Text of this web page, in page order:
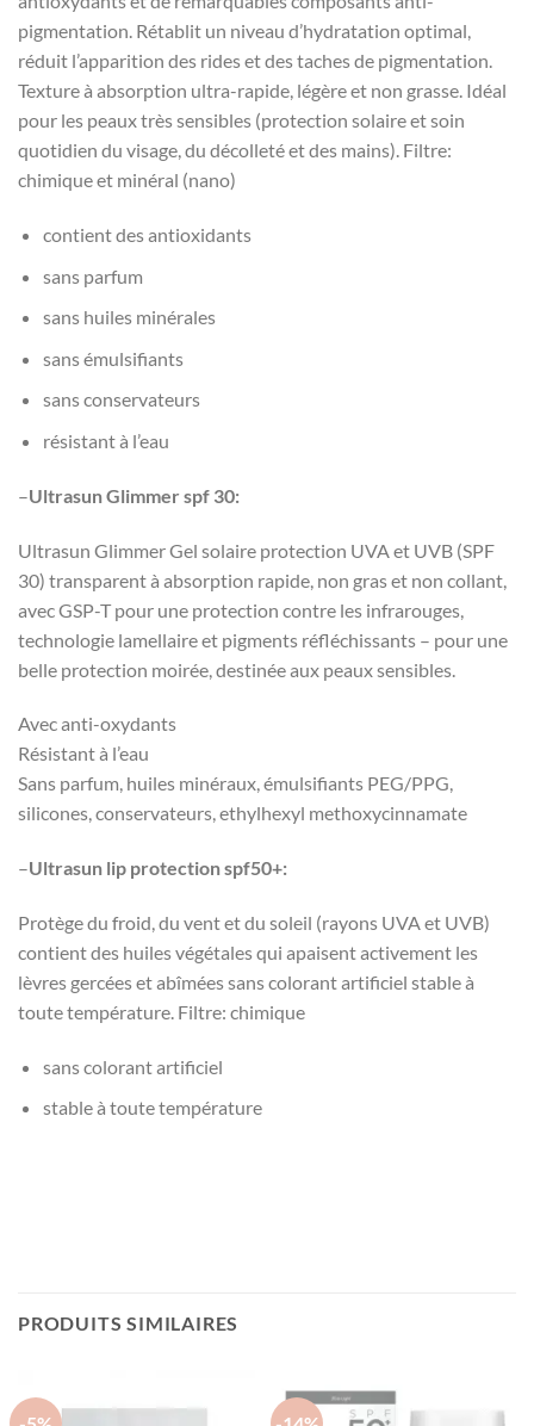
pigmentation. Rétablit un niveau d’hydratation optimal,
réduit l’apparition des rides et des taches de pigmentation.
Texture à absorption ultra-rapide, légère et non grasse. Idéal
pour les peaux très sensibles (protection solaire et soin
quotidien du visage, du décolleté et des mains). Filtre:
chimique et minéral (nano)
contient des antioxidants
sans parfum
sans huiles minérales
sans émulsifiants
sans conservateurs
résistant à l’eau
–Ultrasun Glimmer spf 30:
Ultrasun Glimmer Gel solaire protection UVA et UVB (SPF
30) transparent à absorption rapide, non gras et non collant,
avec GSP-T pour une protection contre les infrarouges,
technologie lamellaire et pigments réfléchissants – pour une
belle protection moirée, destinée aux peaux sensibles.
Avec anti-oxydants
Résistant à l’eau
Sans parfum, huiles minéraux, émulsifiants PEG/PPG,
silicones, conservateurs, ethylhexyl methoxycinnamate
–Ultrasun lip protection spf50+:
Protège du froid, du vent et du soleil (rayons UVA et UVB)
contient des huiles végétales qui apaisent activement les
lèvres gercées et abîmées sans colorant artificiel stable à
toute température. Filtre: chimique
sans colorant artificiel
stable à toute température
PRODUITS SIMILAIRES